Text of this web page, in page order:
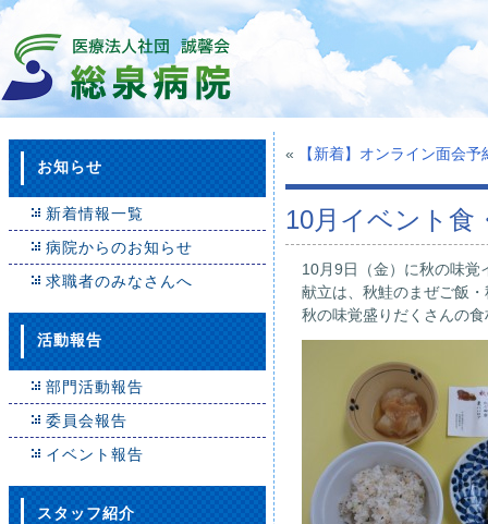
お知らせ
新着情報一覧
病院からのお知らせ
求職者のみなさんへ
活動報告
部門活動報告
委員会報告
イベント報告
スタッフ紹介
« 【新着】オンライン面会
10月イベント食
10月9日（金）に秋の味覚
献立は、秋鮭のまぜご飯
秋の味覚盛りだくさんの